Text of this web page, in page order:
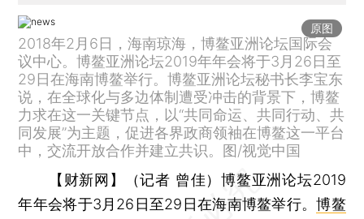
原图
2018年2月6日，海南琼海，博鳌亚洲论坛国际会
议中心。博鳌亚洲论坛2019年年会将于3月26日至
29日在海南博鳌举行。博鳌亚洲论坛秘书长李宝东
说，在全球化与多边体制遭受冲击的背景下，博鳌
力求在这一关键节点，以“共同命运、共同行动、共
同发展”为主题，促进各界政商领袖在博鳌这一平台
中，交流开放合作并建立共识。图/视觉中国
【财新网】（记者 曾佳）博鳌亚洲论坛2019
年年会将于3月26日至29日在海南博鳌举行。博鳌